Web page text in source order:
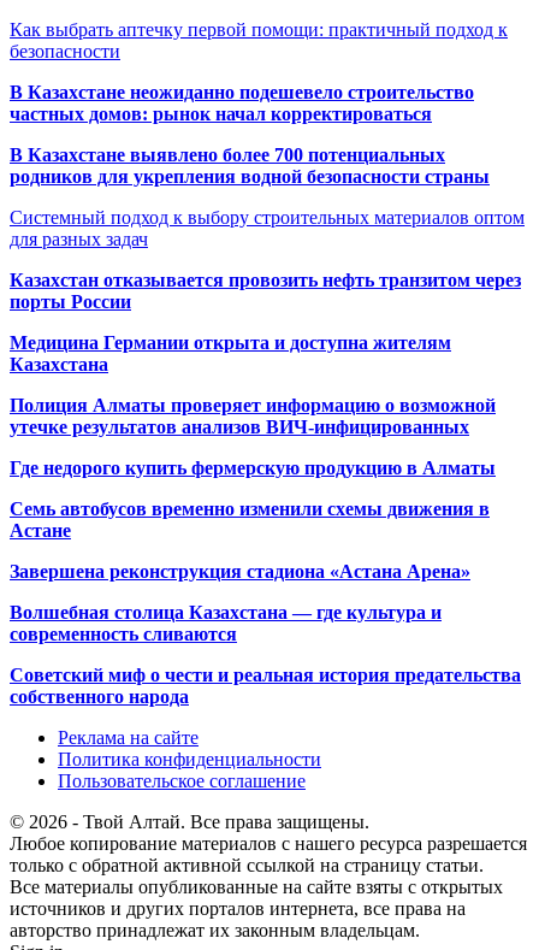
Как выбрать аптечку первой помощи: практичный подход к
безопасности
В Казахстане неожиданно подешевело строительство
частных домов: рынок начал корректироваться
В Казахстане выявлено более 700 потенциальных
родников для укрепления водной безопасности страны
Системный подход к выбору строительных материалов оптом
для разных задач
Казахстан отказывается провозить нефть транзитом через
порты России
Медицина Германии открыта и доступна жителям
Казахстана
Полиция Алматы проверяет информацию о возможной
утечке результатов анализов ВИЧ-инфицированных
Где недорого купить фермерскую продукцию в Алматы
Семь автобусов временно изменили схемы движения в
Астане
Завершена реконструкция стадиона «Астана Арена»
Волшебная столица Казахстана — где культура и
современность сливаются
Советский миф о чести и реальная история предательства
собственного народа
Реклама на сайте
Политика конфиденциальности
Пользовательское соглашение
© 2026 - Твой Алтай. Все права защищены.
Любое копирование материалов с нашего ресурса разрешается
только с обратной активной ссылкой на страницу статьи.
Все материалы опубликованные на сайте взяты с открытых
источников и других порталов интернета, все права на
авторство принадлежат их законным владельцам.